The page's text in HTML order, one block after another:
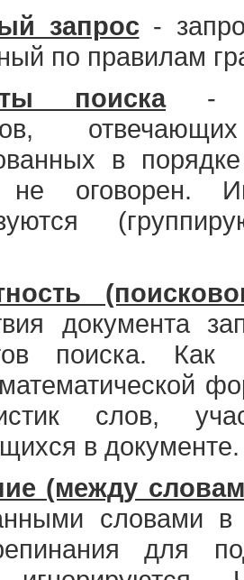
запрос-
по правилам
поиска-
в
не оговорен.
документа
поиска.
слов,
в документе.
(между
словами в
для